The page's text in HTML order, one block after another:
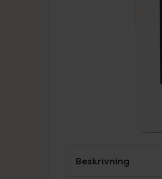
Beskrivning